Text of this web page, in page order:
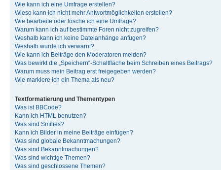
Wie kann ich eine Umfrage erstellen?
Wieso kann ich nicht mehr Antwortmöglichkeiten erstellen?
Wie bearbeite oder lösche ich eine Umfrage?
Warum kann ich auf bestimmte Foren nicht zugreifen?
Weshalb kann ich keine Dateianhänge anfügen?
Weshalb wurde ich verwarnt?
Wie kann ich Beiträge den Moderatoren melden?
Was bewirkt die „Speichern“-Schaltfläche beim Schreiben eines Beitrags?
Warum muss mein Beitrag erst freigegeben werden?
Wie markiere ich ein Thema als neu?
Textformatierung und Thementypen
Was ist BBCode?
Kann ich HTML benutzen?
Was sind Smilies?
Kann ich Bilder in meine Beiträge einfügen?
Was sind globale Bekanntmachungen?
Was sind Bekanntmachungen?
Was sind wichtige Themen?
Was sind geschlossene Themen?